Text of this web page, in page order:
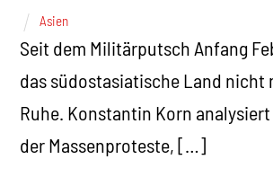
Asien
Seit dem Militärputsch Anfang
das südostasiatische Land nicht
Ruhe. Konstantin Korn
der Massenproteste, […]